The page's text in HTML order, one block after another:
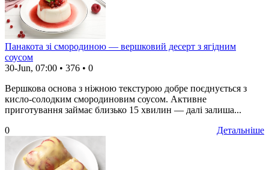
Панакота зі смородиною — вершковий десерт з ягідним
соусом
30-Jun, 07:00 • 376 • 0
Вершкова основа з ніжною текстурою добре поєднується з
кисло-солодким смородиновим соусом. Активне
приготування займає близько 15 хвилин — далі залиша...
Детальніше
0